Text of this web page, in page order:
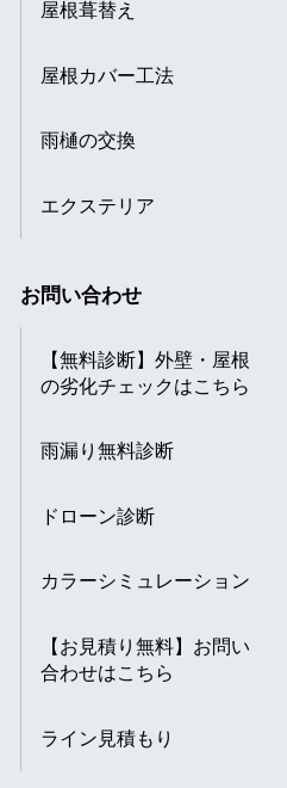
屋根葺替え
屋根カバー工法
雨樋の交換
エクステリア
お問い合わせ
【無料診断】外壁・屋根
の劣化チェックはこちら
雨漏り無料診断
ドローン診断
カラーシミュレーション
【お見積り無料】お問い
合わせはこちら
ライン見積もり